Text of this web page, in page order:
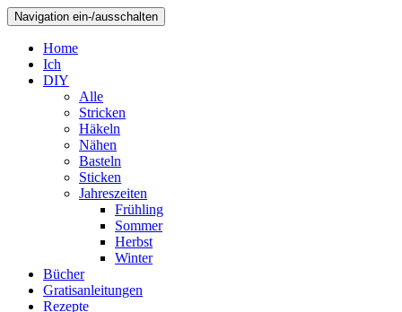
Navigation ein-/ausschalten
Home
Ich
DIY
Alle
Stricken
Häkeln
Nähen
Basteln
Sticken
Jahreszeiten
Frühling
Sommer
Herbst
Winter
Bücher
Gratisanleitungen
Rezepte